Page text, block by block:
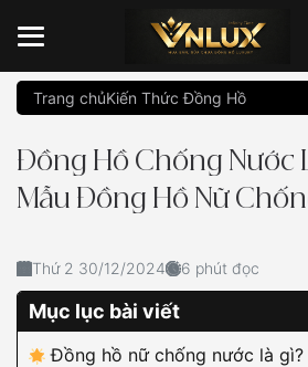
Đồng hồ casio đồng hồ G-Shock đồng hồ
Trang chủKiến Thức Đồng Hồ
Đồng Hồ Chống Nước
Mẫu Đồng Hồ Nữ
Thứ 2 30/12/2024 6 phút đọc
Mục lục bài viết
Đồng hồ nữ chống nước là gì?